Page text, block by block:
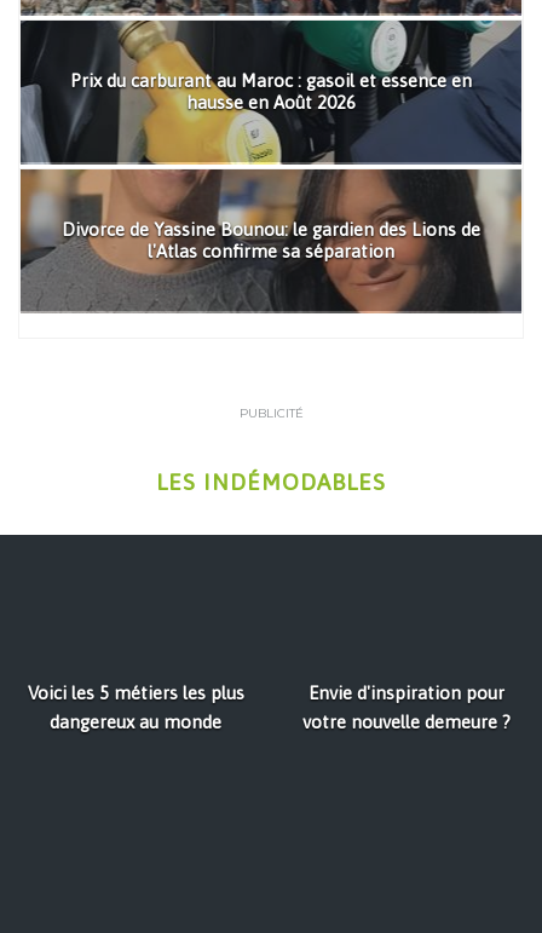
Prix du carburant au Maroc : gasoil et essence en
hausse en Août 2026
Divorce de Yassine Bounou: le gardien des Lions de
l'Atlas confirme sa séparation
PUBLICITÉ
LES INDÉMODABLES
Voici les 5 métiers les plus
dangereux au monde
Envie d'inspiration pour
votre nouvelle demeure ?